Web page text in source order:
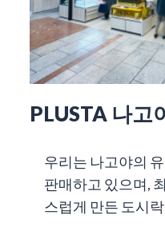
PLUSTA 나고
우리는 나고야의
판매하고 있으며,
스럽게 만든 도시